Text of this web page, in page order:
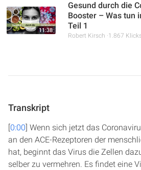
11:38
Gesund durch die
Booster – Was tun
Teil 1
Robert Kirsch 1.867
Transkript
[0:00] Wenn sich jetzt das
an den ACE-Rezeptoren der
hat, beginnt das Virus die Zellen
selber zu vermehren. Es findet eine